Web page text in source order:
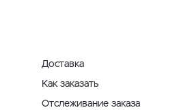
Доставка
Как заказать
Отслеживание заказа